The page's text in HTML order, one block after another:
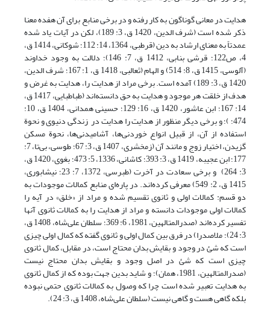
هدایت در معانی گوناگون به کار رفته و در برخی منابع برای آن هفده معنا
ذکر شده است (شرف الدین، 1420 ق، ‏3: 189)، لکن در آیات یاد شده
عمدتاً به معنای ارشاد به دین (قرطبی، 1364، 14: 112؛ شوکانی، 1414 ق،
4، ص122؛ قرشی بنابی، 1412 ق، ‏7: 146)؛ دلالت به وجود خداوند
(آلوسی، 1415 ق، ‏8: 514) و الهام (ثعالبی، 1418 ق، ‏1: 167؛ شرف الدین،
1420 ق، ‏3: 189) آمده است. برخی مراد از هدایت را، هدایت به غرض و
هدف از خلقت هر موجود و هدایت به حق دانسته‌اند (طباطبایی، 1417 ق،
14: 167؛ ابن عاشور، 1420 ق، ‏16: 129؛ حسینی همدانی، 1404 ق، ‏10:
474؛ )؛ و برخی دیگر منظور از هدایت را هدایت در زندگی دنیوی و نحوة
استفاده از آن، از قبیل انواع خوردنی‌ها، آشامیدنی‌ها، نحوة مسکن
گزیدن، اختیار زوج و مانند آن (زمخشری، 1407 ق، ‏3: 67؛ طوسی، بی‌تا، ‏7:
177؛ ابن عجیبه، 1419 ق، ‏3: 393؛ کاشانی، 1336، ‏5: 473؛ بغوی، 1420 ق،
‏3: 264) و برخی سعادت در آخرت (طبرسی، 1372، ‏7: 23؛ نیشابوری،
1415 ق، ‏2: 549) معرفی کرده‌اند. در پاره‌ای منابع کمالات موجودات به
دو قسم: کمالات اولی و ثانوی تقسیم شده و مراد از «خلق» در آیه را
کمالات اولی موجودات دانسته و مراد از هدایت را به کمالات ثانوی آنها
تفسیر کرده‌اند (صدرالمتالهین، 1981، ‏6: 369؛ سلطان علی‌شاه، 1408 ق،
3: 24)؛ ملاصدرا) در فرق بین کمال اولی و ثانوی گفته که کمال اولی چیزی
است که شئ در وجود و بقایش بدان محتاج است، در مقابل، کمال ثانوی
چیزی است که شئ در اصل وجود و بقایش بدان محتاج نیست
(صدرالمتالهین، 1981، همان)؛ و شاید بدین جهت بوده که از کمال ثانوی
به هدایت تعبیر شده است چرا که وصول به کمالات ثانوى حتمى نبوده
بلکه گاهى هست و گاهى نیست (سلطان علی‌شاه، 1408 ق، 3: 24).